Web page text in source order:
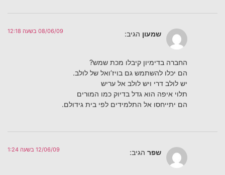
שמעון הגיב: 08/06/09 בשעה 12:18
החברה בדימיון קיבלו מכת שמש?
הם יכלו להשתמש גם בויז’ואל של לולב.
יש לולב דרי ויש לולב אל עריש
תלוי איפה הוא גדל בדיוק כמו המורים
הם יתייחסו אל התלמידים לפי בית גידולם.
שפר הגיב: 12/06/09 בשעה 1:24